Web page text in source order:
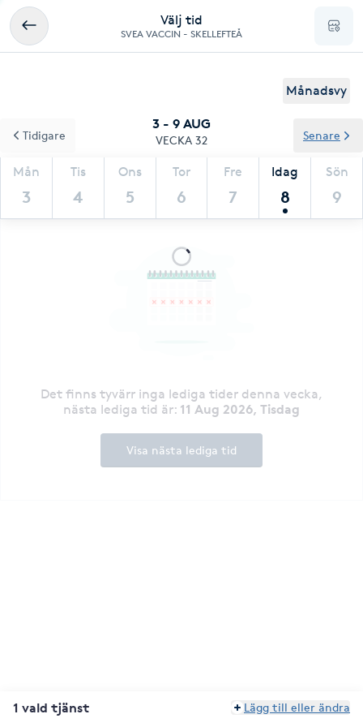
Välj tid
SVEA VACCIN - SKELLEFTEÅ
Månadsvy
3 - 9 AUG
VECKA 32
Mån
3
Tis
4
Ons
5
Tor
6
Fre
7
Idag
8
Sön
9
Tidigare Senare
Det finns tyvärr inga lediga tider denna vecka,
nästa lediga tid är: 11 Aug 2026, Tisdag
Visa nästa lediga tid
1 vald tjänst Lägg till eller ändra